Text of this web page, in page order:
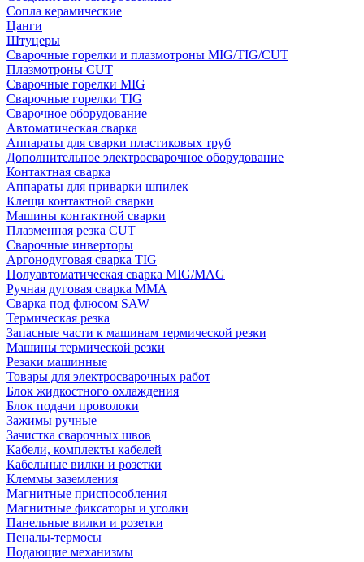
Сопла керамические
Цанги
Штуцеры
Сварочные горелки и плазмотроны MIG/TIG/CUT
Плазмотроны CUT
Сварочные горелки MIG
Сварочные горелки TIG
Сварочное оборудование
Автоматическая сварка
Аппараты для сварки пластиковых труб
Дополнительное электросварочное оборудование
Контактная сварка
Аппараты для приварки шпилек
Клещи контактной сварки
Машины контактной сварки
Плазменная резка CUT
Сварочные инверторы
Аргонодуговая сварка TIG
Полуавтоматическая сварка MIG/MAG
Ручная дуговая сварка MMA
Сварка под флюсом SAW
Термическая резка
Запасные части к машинам термической резки
Машины термической резки
Резаки машинные
Товары для электросварочных работ
Блок жидкостного охлаждения
Блок подачи проволоки
Зажимы ручные
Зачистка сварочных швов
Кабели, комплекты кабелей
Кабельные вилки и розетки
Клеммы заземления
Магнитные приспособления
Магнитные фиксаторы и уголки
Панельные вилки и розетки
Пеналы-термосы
Подающие механизмы